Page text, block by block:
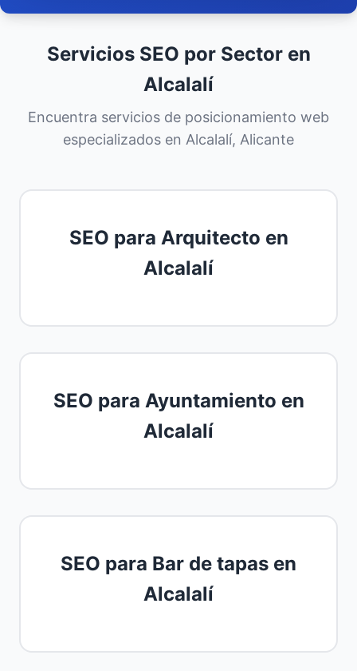
Servicios SEO por Sector en
Alcalalí
Encuentra servicios de posicionamiento web
especializados en Alcalalí, Alicante
SEO para Arquitecto en
Alcalalí
SEO para Ayuntamiento en
Alcalalí
SEO para Bar de tapas en
Alcalalí